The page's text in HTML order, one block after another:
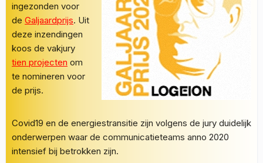
ingezonden voor
de Galjaardprijs. Uit
deze inzendingen
koos de vakjury
tien projecten om
te nomineren voor
de prijs.
Covid19 en de energiestransitie zijn volgens de jury duidelijk
onderwerpen waar de communicatieteams anno 2020
intensief bij betrokken zijn.